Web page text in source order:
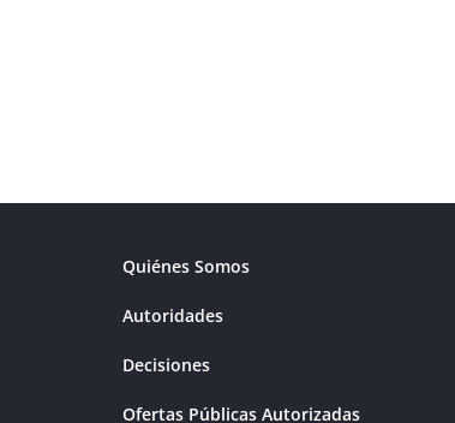
Quiénes Somos
Autoridades
Decisiones
Ofertas Públicas Autorizadas